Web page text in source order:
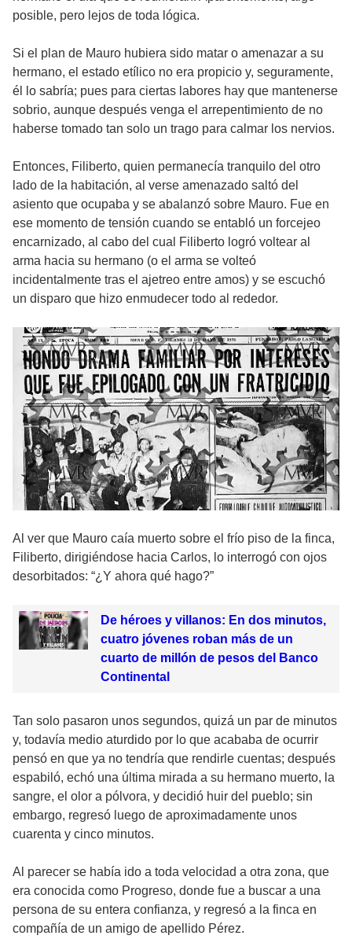
posible, pero lejos de toda lógica.
Si el plan de Mauro hubiera sido matar o amenazar a su
hermano, el estado etílico no era propicio y, seguramente,
él lo sabría; pues para ciertas labores hay que mantenerse
sobrio, aunque después venga el arrepentimiento de no
haberse tomado tan solo un trago para calmar los nervios.
Entonces, Filiberto, quien permanecía tranquilo del otro
lado de la habitación, al verse amenazado saltó del
asiento que ocupaba y se abalanzó sobre Mauro. Fue en
ese momento de tensión cuando se entabló un forcejeo
encarnizado, al cabo del cual Filiberto logró voltear al
arma hacia su hermano (o el arma se volteó
incidentalmente tras el ajetreo entre amos) y se escuchó
un disparo que hizo enmudecer todo al rededor.
Al ver que Mauro caía muerto sobre el frío piso de la finca,
Filiberto, dirigiéndose hacia Carlos, lo interrogó con ojos
desorbitados: “¿Y ahora qué hago?”
De héroes y villanos: En dos minutos,
cuatro jóvenes roban más de un
cuarto de millón de pesos del Banco
Continental
Tan solo pasaron unos segundos, quizá un par de minutos
y, todavía medio aturdido por lo que acababa de ocurrir
pensó en que ya no tendría que rendirle cuentas; después
espabiló, echó una última mirada a su hermano muerto, la
sangre, el olor a pólvora, y decidió huir del pueblo; sin
embargo, regresó luego de aproximadamente unos
cuarenta y cinco minutos.
Al parecer se había ido a toda velocidad a otra zona, que
era conocida como Progreso, donde fue a buscar a una
persona de su entera confianza, y regresó a la finca en
compañía de un amigo de apellido Pérez.